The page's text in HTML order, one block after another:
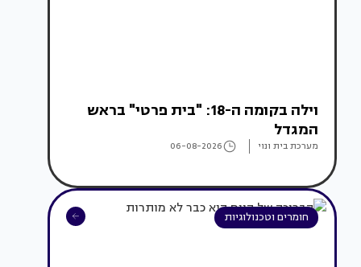
וילה בקומה ה-18: "בית פרטי" בראש
המגדל
מערכת בית ונוי 06-08-2026
חומרים וטכנולוגיות